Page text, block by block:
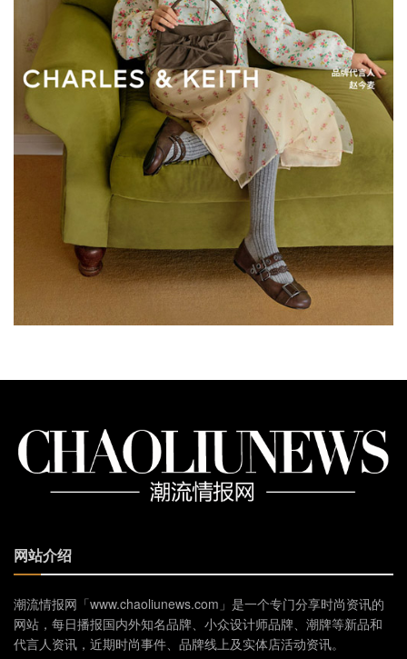
网站介绍
潮流情报网「www.chaoliunews.com」是一个专门分享时尚资讯的
网站，每日播报国内外知名品牌、小众设计师品牌、潮牌等新品和
代言人资讯，近期时尚事件、品牌线上及实体店活动资讯。